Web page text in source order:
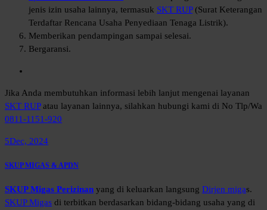
jenis izin usaha lainnya, termasuk SKT RUP(Surat Keterangan
Terdaftar Rencana Usaha Penyediaan Tenaga Listrik).
Memberikan pendampingan sampai selesai.
Bergaransi.
Jika Anda membutuhkan informasi lebih lanjut mengenai layanan
SKT RUPatau layanan lainnya, silahkan hubungi kami di No Tlp/Wa
0811-1151-920
5Dec, 2024
SKUP MIGAS & APDN
SKUP Migas Perizinan yang di keluarkan langsung Dirjen migas.
SKUP Migas di terbitkan berdasarkan bidang-bidang usaha yang di